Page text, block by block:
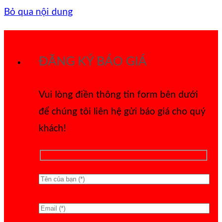
Bỏ qua nội dung
ĐĂNG KÝ BÁO GIÁ
Vui lòng điền thông tin form bên dưới
để chúng tôi liên hệ gửi báo giá cho quý
khách!